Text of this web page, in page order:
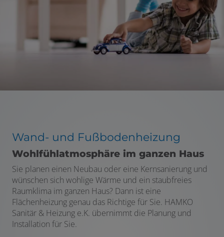
Wand- und Fußbodenheizung
Wohlfühlatmosphäre im ganzen Haus
Sie planen einen Neubau oder eine Kernsanierung und
wünschen sich wohlige Wärme und ein staubfreies
Raumklima im ganzen Haus? Dann ist eine
Flächenheizung genau das Richtige für Sie. HAMKO
Sanitär & Heizung e.K. übernimmt die Planung und
Installation für Sie.